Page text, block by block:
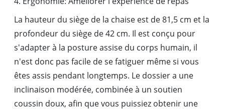
La hauteur du siège de la chaise est de 81,5 cm et la
profondeur du siège de 42 cm. Il est conçu pour
s'adapter à la posture assise du corps humain, il
n'est donc pas facile de se fatiguer même si vous
êtes assis pendant longtemps. Le dossier a une
inclinaison modérée, combinée à un soutien
coussin doux, afin que vous puissiez obtenir une